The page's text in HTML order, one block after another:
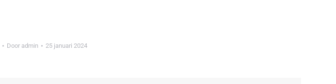
Door admin 25 januari 2024